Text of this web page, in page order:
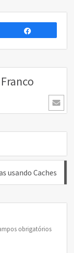
usando Caches
obrigatórios